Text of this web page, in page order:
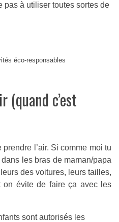
pas à utiliser toutes sortes de
éco-responsables
(quand c’est
l’air. Si comme moi tu
les bras de maman/papa
des voitures, leurs tailles,
on évite de faire ça avec les
sont autorisés les